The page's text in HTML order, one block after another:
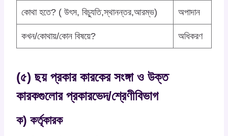
কোথা হতে? ( উৎস, বিচ্যুতি,স্থানন্তর,আরম্ভ) অপাদান
কখন/কোথায়/কোন বিষয়ে? অধিকরণ
(৫) ছয় প্রকারকারকের সংঙ্গা ও উক্ত
কারকগুলোর প্রকারভেদ/শ্রেণীবিভাগ
ক) কর্তৃকারক